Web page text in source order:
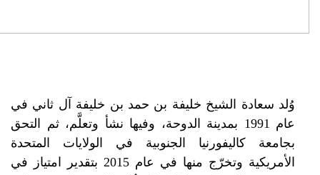
الشیخ خلیفة بن حمد بن خلیفة آل ثاني في
عام 1991 بمدینة الدوحة، وفیھا نشأ وتعلَّم، ثم التحق
كالیفورنیا الجنوبیة في الولایات المتحدة
الأمریكیة وتخرّج منھا في عام 2015 بتقدیر امتیاز في